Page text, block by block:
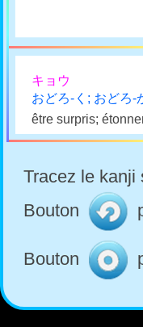
キョウ
おどろ-く; おどろ-
être surpris;
Tracez le kanji
Bouton
Bouton